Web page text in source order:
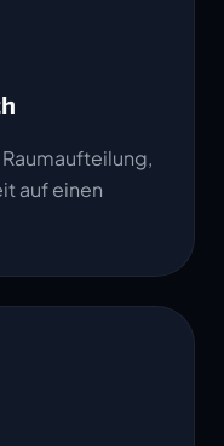
auf einen